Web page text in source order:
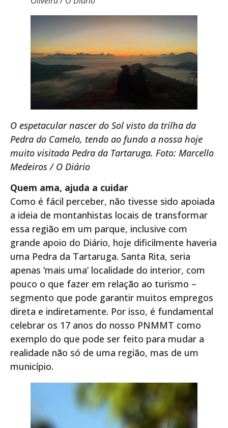
O espetacular nascer do Sol visto da trilha da
Pedra do Camelo, tendo ao fundo a nossa hoje
muito visitada Pedra da Tartaruga. Foto: Marcello
Medeiros / O Diário
Quem ama, ajuda a cuidar
Como é fácil perceber, não tivesse sido apoiada
a ideia de montanhistas locais de transformar
essa região em um parque, inclusive com
grande apoio do Diário, hoje dificilmente haveria
uma Pedra da Tartaruga. Santa Rita, seria
apenas ‘mais uma’ localidade do interior, com
pouco o que fazer em relação ao turismo –
segmento que pode garantir muitos empregos
direta e indiretamente. Por isso, é fundamental
celebrar os 17 anos do nosso PNMMT como
exemplo do que pode ser feito para mudar a
realidade não só de uma região, mas de um
município.